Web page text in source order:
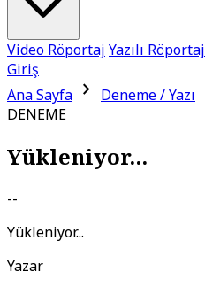
Video Röportaj Yazılı Röportaj
Giriş
Ana Sayfa chevron_right Deneme / Yazı
DENEME
Yükleniyor...
--
Yükleniyor...
Yazar